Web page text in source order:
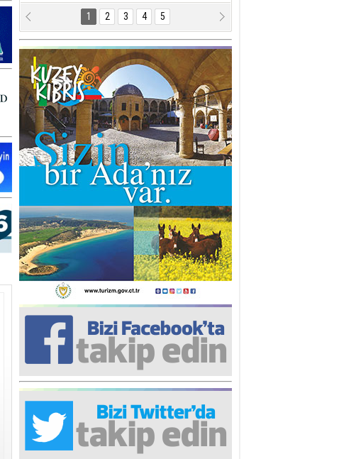
Erkut YILMABAŞAR
Bayrak tartışmaları ve ihalesiz
işler!
Arif Alasya
2015 SONRASI VE AKINCI.
Fatma Baysal
SURLAR İÇİ’NDE KOLAYDIR ÖLMEK
Ediz TUNCEL
Göz göre göre…
Taner ULUTAŞ
İnşallah St. Lois ile Hakkaido
Adası gibi olmayız !...
Ali KİŞMİR
FIRSAT VE KORKU
Turgut ÇALICI
İki Lakırdı da benden!
Yrd. Doç. Ercan HOŞKARA
Yatırım Yapmazsan Var Olamazsın:
Hedefteki Kurum Kıb-Tek
Rana Sarro
Başıma gelen skandal olayı
1 2 3 4 5